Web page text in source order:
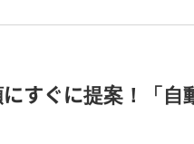
すぐに提案！「自